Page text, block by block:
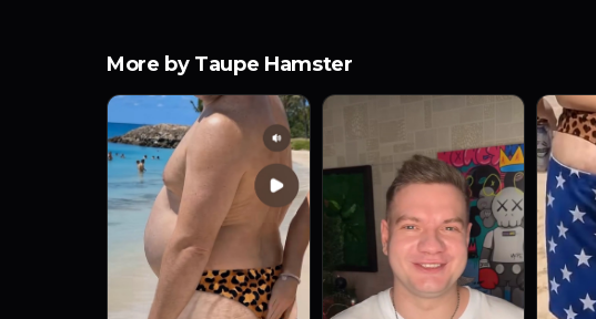
More by Taupe Hamster